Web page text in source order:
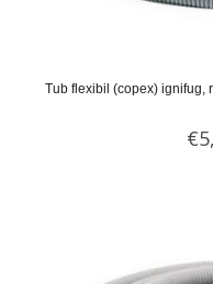
Tub flexibil (copex) ignifug,
€